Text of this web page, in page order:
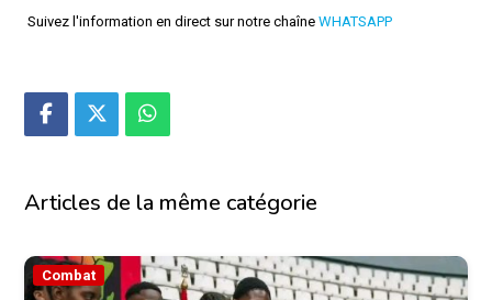
Suivez l'information en direct sur notre chaîne WHATSAPP
Articles de la même catégorie
Combat